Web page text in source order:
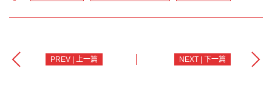
PREV | 上一篇 NEXT | 下一篇